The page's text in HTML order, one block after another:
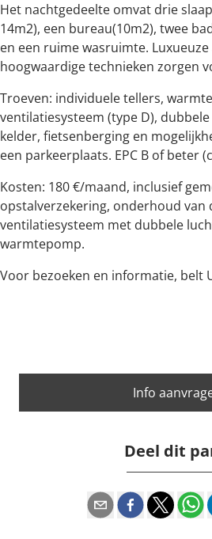
Het nachtgedeelte omvat drie
14m2), een bureau(10m2), twee
en een ruime wasruimte.
hoogwaardige technieken zorgen
Troeven: individuele tellers,
ventilatiesysteem (type D),
kelder, fietsenberging en
een parkeerplaats. EPC B of beter
Kosten: 180 €/maand, inclusief
opstalverzekering, onderhoud van
ventilatiesysteem met dubbele
warmtepomp.
Voor bezoeken en informatie, belt
Info
Deel dit